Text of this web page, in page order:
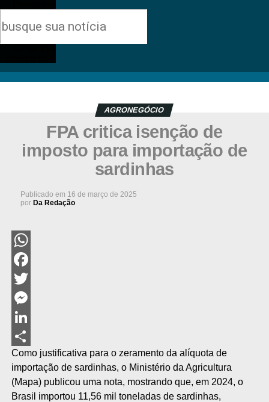
AGRONEGÓCIO
FPA critica isenção de
imposto para importação de
sardinhas
Publicado em 16 de março de 2025
por Da Redação
WhatsApp
Facebook
Twitter
Messenger
LinkedIn
Share
Como justificativa para o zeramento da alíquota de
importação de sardinhas, o Ministério da Agricultura
(Mapa) publicou uma nota, mostrando que, em 2024, o
Brasil importou 11,56 mil toneladas de sardinhas,